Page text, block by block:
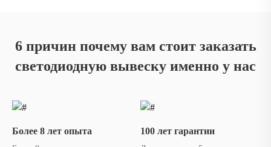
6 причин почему вам стоит заказать
светодиодную вывеску именно у нас
Более 8 лет опыта 100 лет гарантии